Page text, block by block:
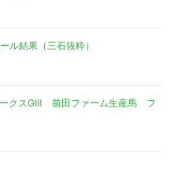
ル結果（三石抜粋）
ークスGⅢ 前田ファーム生産馬 フ